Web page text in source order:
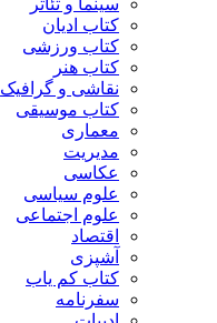
سینما و تئاتر
کتاب ادیان
کتاب ورزشی
کتاب هنر
نقاشی و گرافیک
کتاب موسیقی
معماری
مدیریت
عکاسی
علوم سیاسی
علوم اجتماعی
اقتصاد
آشپزی
کتاب کم یاب
سفرنامه